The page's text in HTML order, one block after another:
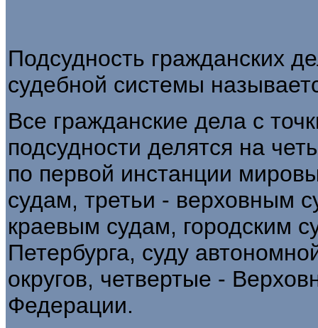
Подсудность гражданских
судебной системы
Все гражданские дела с
подсудности делятся на
по первой инстанции
судам, третьи - верховным
краевым судам, городским
Петербурга, суду
округов, четвертые -
Федерации.